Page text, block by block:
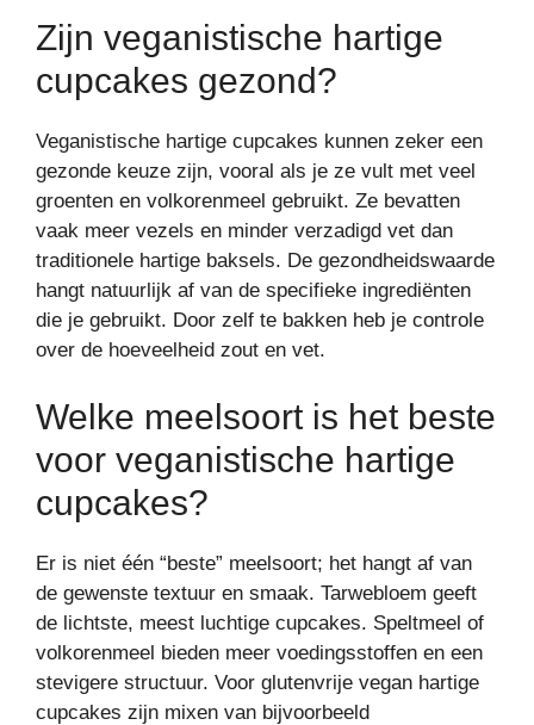
Zijn veganistische hartige
cupcakes gezond?
Veganistische hartige cupcakes kunnen zeker een
gezonde keuze zijn, vooral als je ze vult met veel
groenten en volkorenmeel gebruikt. Ze bevatten
vaak meer vezels en minder verzadigd vet dan
traditionele hartige baksels. De gezondheidswaarde
hangt natuurlijk af van de specifieke ingrediënten
die je gebruikt. Door zelf te bakken heb je controle
over de hoeveelheid zout en vet.
Welke meelsoort is het beste
voor veganistische hartige
cupcakes?
Er is niet één “beste” meelsoort; het hangt af van
de gewenste textuur en smaak. Tarwebloem geeft
de lichtste, meest luchtige cupcakes. Speltmeel of
volkorenmeel bieden meer voedingsstoffen en een
stevigere structuur. Voor glutenvrije vegan hartige
cupcakes zijn mixen van bijvoorbeeld